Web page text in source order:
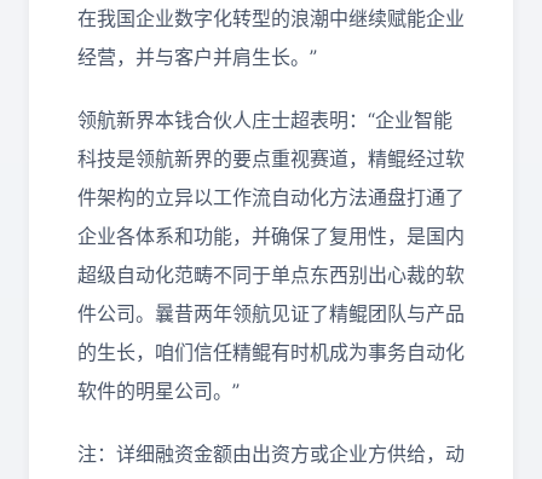
在我国企业数字化转型的浪潮中继续赋能企业
经营，并与客户并肩生长。”
领航新界本钱合伙人庄士超表明：“企业智能
科技是领航新界的要点重视赛道，精鲲经过软
件架构的立异以工作流自动化方法通盘打通了
企业各体系和功能，并确保了复用性，是国内
超级自动化范畴不同于单点东西别出心裁的软
件公司。曩昔两年领航见证了精鲲团队与产品
的生长，咱们信任精鲲有时机成为事务自动化
软件的明星公司。”
注：详细融资金额由出资方或企业方供给，动